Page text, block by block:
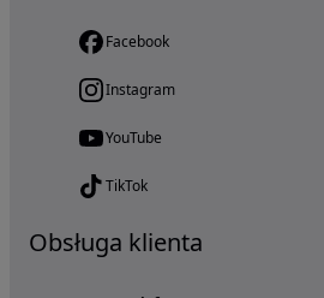
Facebook
Instagram
YouTube
TikTok
Obsługa klienta